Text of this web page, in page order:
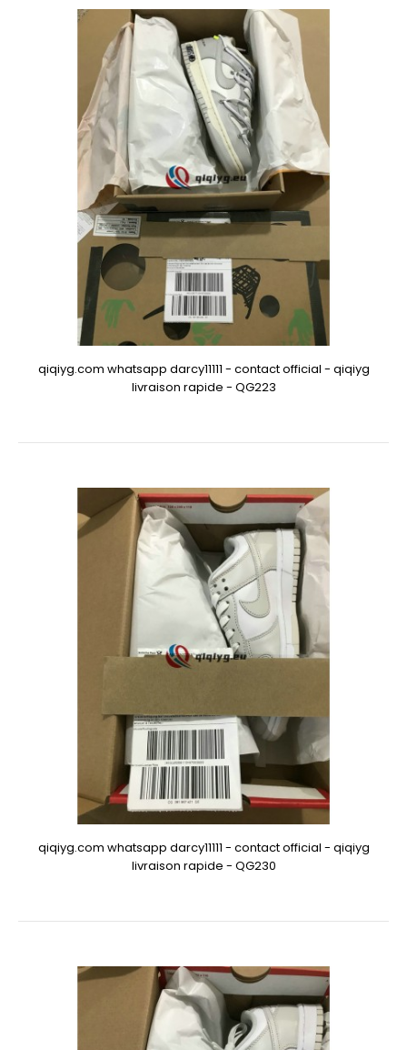
qiqiyg.com whatsapp darcy11111 - contact official - qiqiyg
livraison rapide - QG223
qiqiyg.com whatsapp darcy11111 - contact official - qiqiyg
livraison rapide - QG230